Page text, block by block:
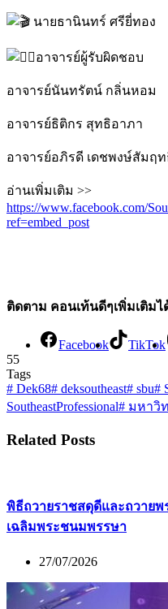
นายธานินทร์ ศรียี่ทอง
อาจารย์ผู้รับผิดชอบ
อาจารย์นันทรัตน์ กลิ่นหอม
อาจารย์ธิติกร สุทธิอาภา
อาจารย์อภิรดี เดชพงษ์สัมฤ
อ่านเพิ่มเติม >>
https://www.facebook.com/
ref=embed_post
ติดตาม คอนเท้นดีๆเพิ่มเติมไ
Facebook TikTok
55
Tags
# Dek68# deksoutheast# sbu#
SoutheastProfessional# มหาวิ
Related Posts
พิธีถวายราชสดุดีและถวายพ
เฉลิมพระชนมพรรษา
27/07/2026